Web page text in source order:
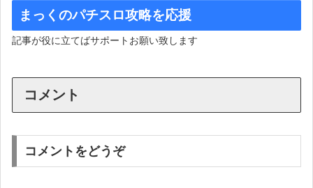
まっくのパチスロ攻略を応援
記事が役に立てばサポートお願い致します
コメント
コメントをどうぞ